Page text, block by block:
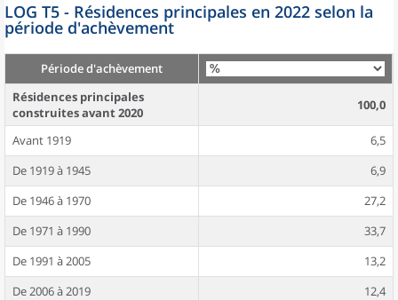
LOG T5 - Résidences principales en 2022 selon la
période d'achèvement
Période d'achèvement
Résidences principales
construites avant 2020
100,0
Avant 1919
6,5
De 1919 à 1945
6,9
De 1946 à 1970
27,2
De 1971 à 1990
33,7
De 1991 à 2005
13,2
De 2006 à 2019
12,4